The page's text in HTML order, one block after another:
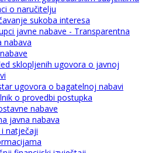
o naručitelju
sukoba interesa
javne nabave - Transparentna
nabava
sklopljenih ugovora o javnoj
ugovora o bagatelnoj nabavi
o provedbi postupka
nabave
javna nabava
i natječaji